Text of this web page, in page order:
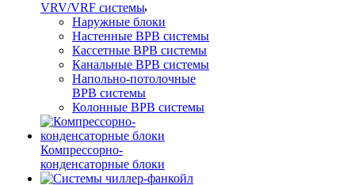
VRV/VRF системы
Наружные блоки
Настенные ВРВ системы
Кассетные ВРВ системы
Канальные ВРВ системы
Напольно-потолочные
ВРВ системы
Колонные ВРВ системы
Компрессорно-
конденсаторные блоки